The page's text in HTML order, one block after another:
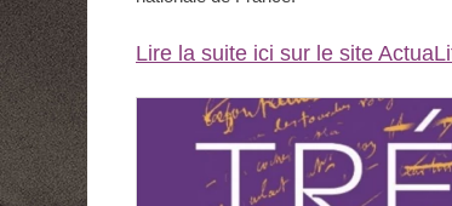
Lire la suite ici sur le site